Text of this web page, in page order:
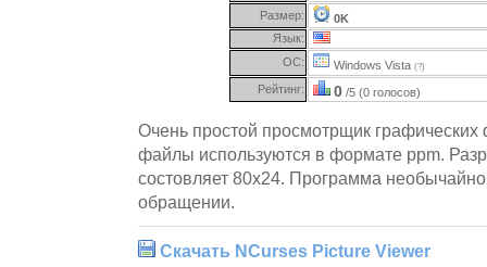
Размер:
0K
Язык:
ОС:
Windows Vista (?)
Рейтинг: 0 /5 (0 голосов)
Очень простой просмотрщик
файлы используются в формате ppm.
состовляет 80x24. Программа
обращении.
Скачать NCurses Picture Viewer